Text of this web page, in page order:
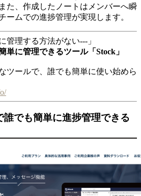
た、作成したノートはメンバーへ瞬
ームでの進捗管理が実現します。
管理する方法がない---」
単に管理できるツール「Stock」
ツールで、誰でも簡単に使い始めら
誰でも簡単に進捗管理できる